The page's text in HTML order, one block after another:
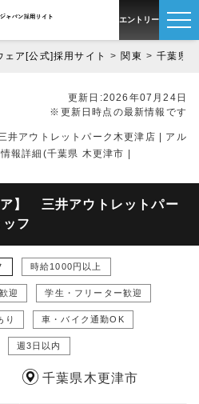
エントリー
新卒採用
中途採用
パート・アルバイト採用
ア[公式]採用サイト 関東 千葉県
更新日:2026年07月24日
※更新日時点の最新情報です
アウトレットパーク木更津店 | アル
報詳細(千葉県 木更津市 |
】 三井アウトレットパー
フ
時給1000円以上
迎 学生・フリーター歓迎
り 車・バイク通勤OK
週3日以内
千葉県木更津市